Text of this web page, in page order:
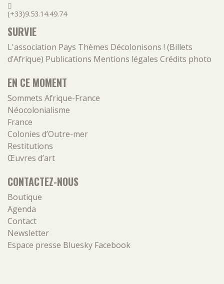
(+33)9.53.14.49.74
SURVIE
L'association Pays Thèmes Décolonisons ! (Billets
d’Afrique) Publications Mentions légales Crédits photo
EN CE MOMENT
Sommets Afrique-France
Néocolonialisme
France
Colonies d’Outre-mer
Restitutions
Œuvres d’art
CONTACTEZ-NOUS
Boutique
Agenda
Contact
Newsletter
Espace presse Bluesky Facebook